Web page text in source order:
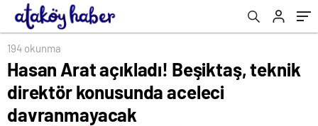
194 okunma
Hasan Arat açıkladı! Beşiktaş, teknik
direktör konusunda aceleci
davranmayacak